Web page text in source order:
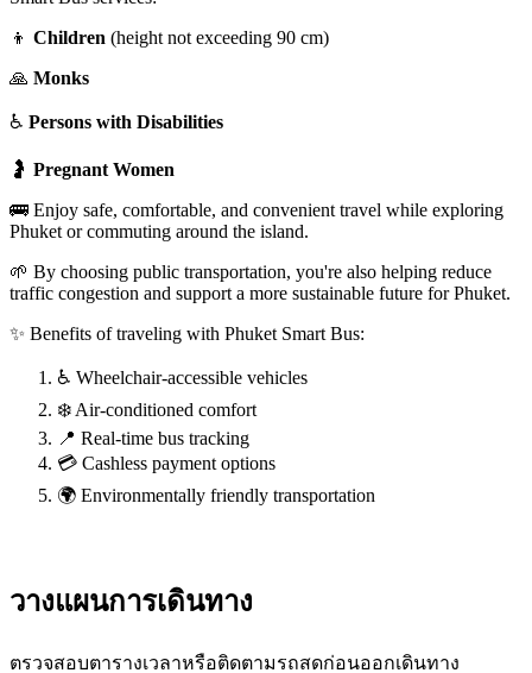
👦 Children (height not exceeding 90 cm)
🙏 Monks
♿ Persons with Disabilities
🤰 Pregnant Women
🚌 Enjoy safe, comfortable, and convenient travel while exploring
Phuket or commuting around the island.
🌱 By choosing public transportation, you're also helping reduce
traffic congestion and support a more sustainable future for Phuket.
✨ Benefits of traveling with Phuket Smart Bus:
♿ Wheelchair-accessible vehicles
❄️ Air-conditioned comfort
📍 Real-time bus tracking
💳 Cashless payment options
🌍 Environmentally friendly transportation
วางแผนการเดินทาง
ตรวจสอบตารางเวลาหรือติดตามรถสดก่อนออกเดินทาง